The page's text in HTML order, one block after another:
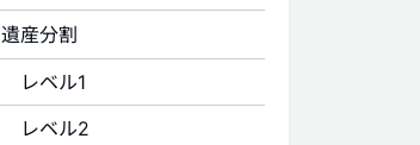
遺産分割
レベル1
レベル2